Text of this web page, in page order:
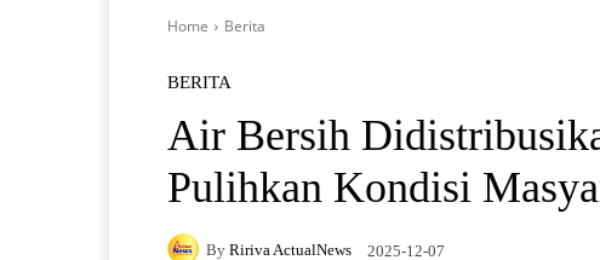
Home Berita
BERITA
Air Bersih
Pulihkan Kondisi
By Ririva ActualNews 2025-12-07